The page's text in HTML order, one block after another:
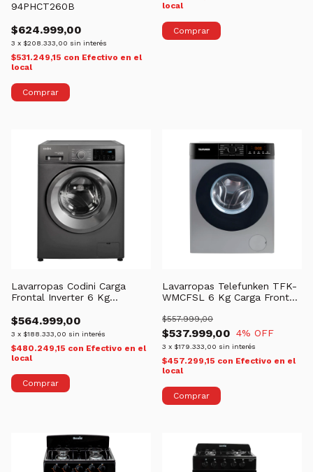
94PHCT260B
$624.999,00
3 x $208.333,00 sin interés
$531.249,15 con Efectivo en el
local
local
Lavarropas Codini Carga
Frontal Inverter 6 Kg
$564.999,00
3 x $188.333,00 sin interés
$480.249,15 con Efectivo en el
local
Lavarropas Telefunken TFK-
WMCFSL 6 Kg Carga Frontal
$537.999,00
$557.999,00
4% OFF
3 x $179.333,00 sin interés
$457.299,15 con Efectivo en el
local